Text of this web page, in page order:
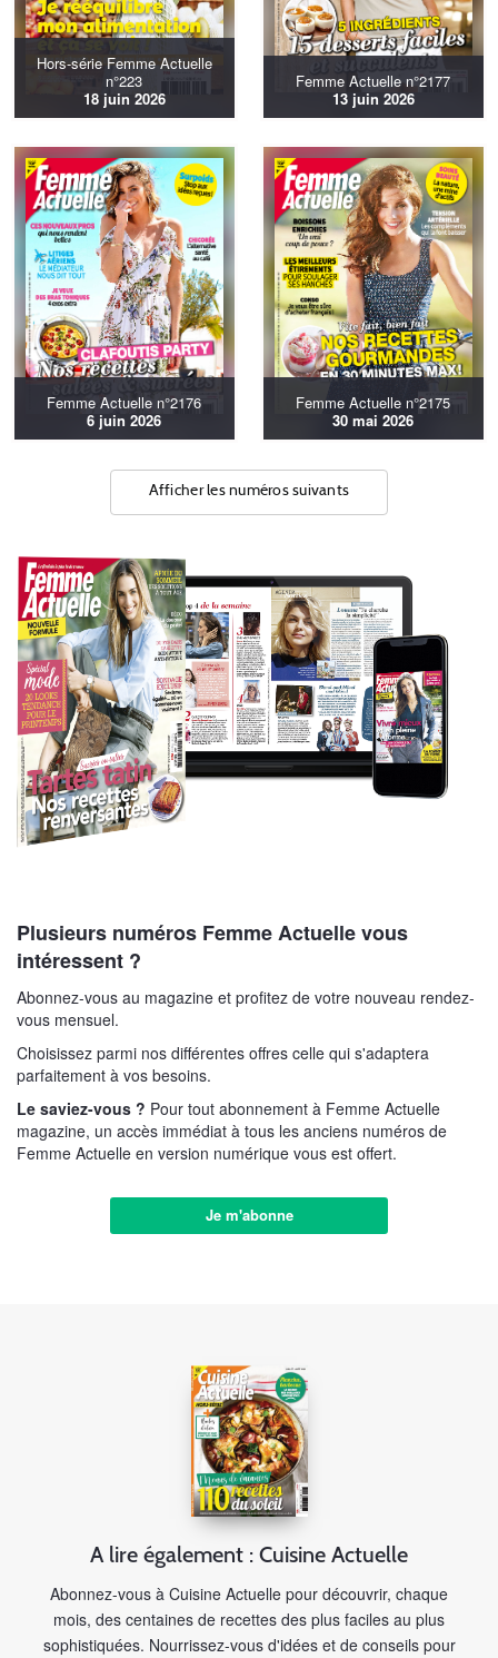
Hors-série Femme Actuelle
n°223
18 juin 2026
Femme Actuelle n°2177
13 juin 2026
Femme Actuelle n°2176
6 juin 2026
Femme Actuelle n°2175
30 mai 2026
Afficher les numéros suivants
Plusieurs numéros Femme Actuelle vous
intéressent ?
Abonnez-vous au magazine et profitez de votre nouveau rendez-
vous mensuel.
Choisissez parmi nos différentes offres celle qui s'adaptera
parfaitement à vos besoins.
Le saviez-vous ? Pour tout abonnement à Femme Actuelle
magazine, un accès immédiat à tous les anciens numéros de
Femme Actuelle en version numérique vous est offert.
Je m'abonne
A lire également : Cuisine Actuelle
Abonnez-vous à Cuisine Actuelle pour découvrir, chaque
mois, des centaines de recettes des plus faciles au plus
sophistiquées. Nourrissez-vous d'idées et de conseils pour